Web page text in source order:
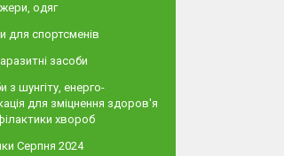
одяг
для спортсменів
засоби
з шунгіту, енерго-
для зміцнення здоров'я
хвороб
Серпня 2024